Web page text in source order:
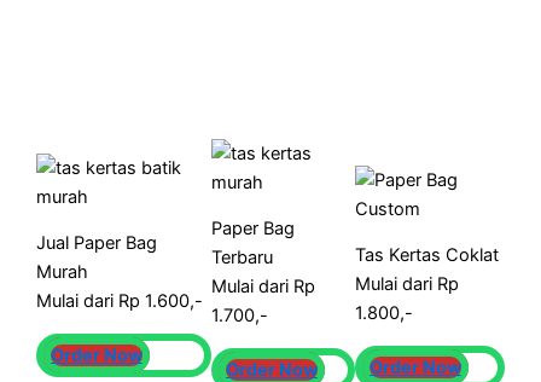
Jual Paper Bag
Murah
Mulai dari Rp 1.600,-
Order Now
Paper Bag
Terbaru
Mulai dari Rp
1.700,-
Order Now
Tas Kertas Coklat
Mulai dari Rp
1.800,-
Order Now